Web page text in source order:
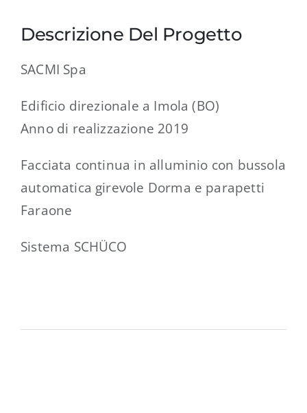
Descrizione Del Progetto
SACMI Spa
Edificio direzionale a Imola (BO)
Anno di realizzazione 2019
Facciata continua in alluminio con bussola
automatica girevole Dorma e parapetti
Faraone
Sistema SCHÜCO